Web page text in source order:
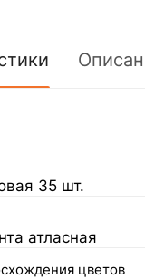
35 шт.
атласная
цветов